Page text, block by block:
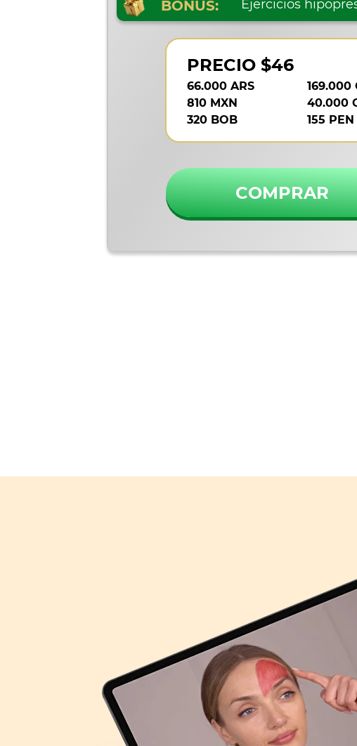
Ejercicios
BONUS:
PRECIO $46
66.000 ARS
810 MXN
320 BOB
169.000
40.000
155 PEN
COMPRAR